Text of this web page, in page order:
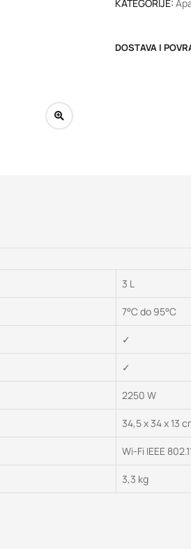
KATEGORIJE:
DOSTAVA I
3 L
7°C do 95°C
✓
✓
2250 W
34,5 x 34 x 13
Wi-Fi IEEE
3,3 kg